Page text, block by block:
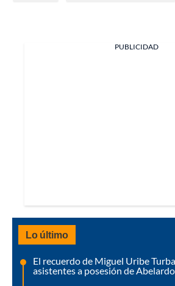
PUBLICIDAD
Lo último
El recuerdo de Miguel Uribe
asistentes a posesión de